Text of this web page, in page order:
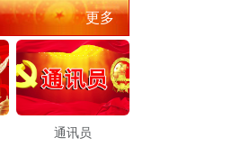
更多
通讯员